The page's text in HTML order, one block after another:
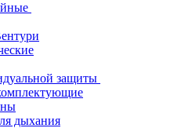
защиты
дыхания